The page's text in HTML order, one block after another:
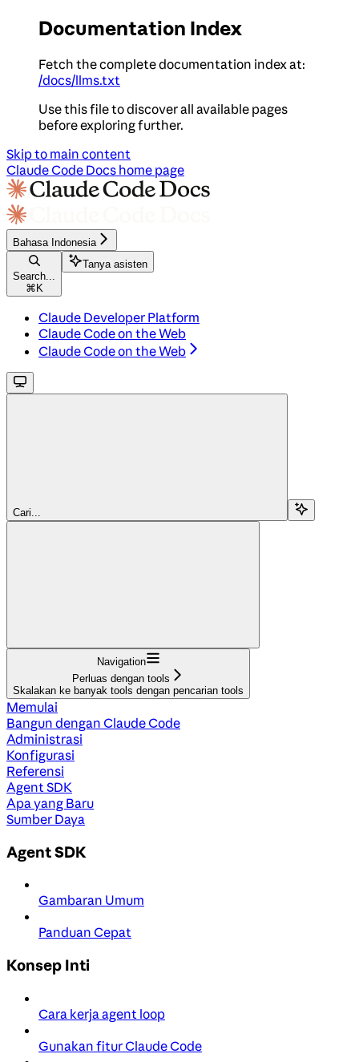
Documentation Index
Fetch the complete documentation index at:
/docs/llms.txt
Use this file to discover all available pages
before exploring further.
Skip to main content
Claude Code Docs home page
Bahasa Indonesia
Search...
⌘ K
Tanya asisten
Claude Developer Platform
Claude Code on the Web
Claude Code on the Web
Cari...
Navigation
Perluas dengan tools
Skalakan ke banyak tools dengan pencarian tools
Memulai
Bangun dengan Claude Code
Administrasi
Konfigurasi
Referensi
Agent SDK
Apa yang Baru
Sumber Daya
Agent SDK
Gambaran Umum
Panduan Cepat
Konsep Inti
Cara kerja agent loop
Gunakan fitur Claude Code